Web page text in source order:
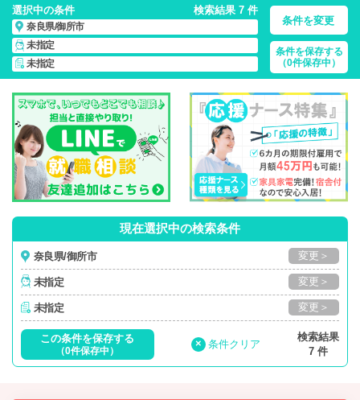
選択中の条件 検索結果 7 件
奈良県/御所市
未指定
未指定
条件を変更
条件を保存する
（0件保存中）
奈良県/御所市/正社員・パート・応援ナース・派遣の 看護師求
人・派遣・転職・募集一覧
現在選択中の検索条件
奈良県/御所市 変更＞
未指定 変更＞
未指定 変更＞
この条件を保存する
（0件保存中）
× 条件クリア
検索結果
7 件